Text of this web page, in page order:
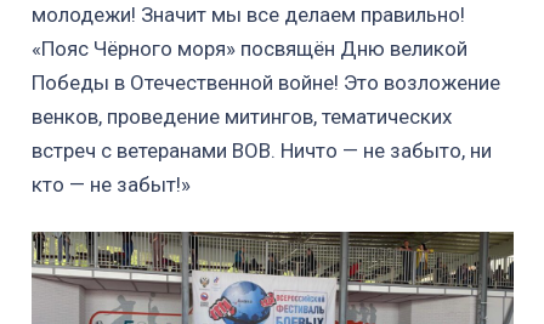
молодежи! Значит мы все делаем правильно!
«Пояс Чёрного моря» посвящён Дню великой
Победы в Отечественной войне! Это возложение
венков, проведение митингов, тематических
встреч с ветеранами ВОВ. Ничто — не забыто, ни
кто — не забыт!»